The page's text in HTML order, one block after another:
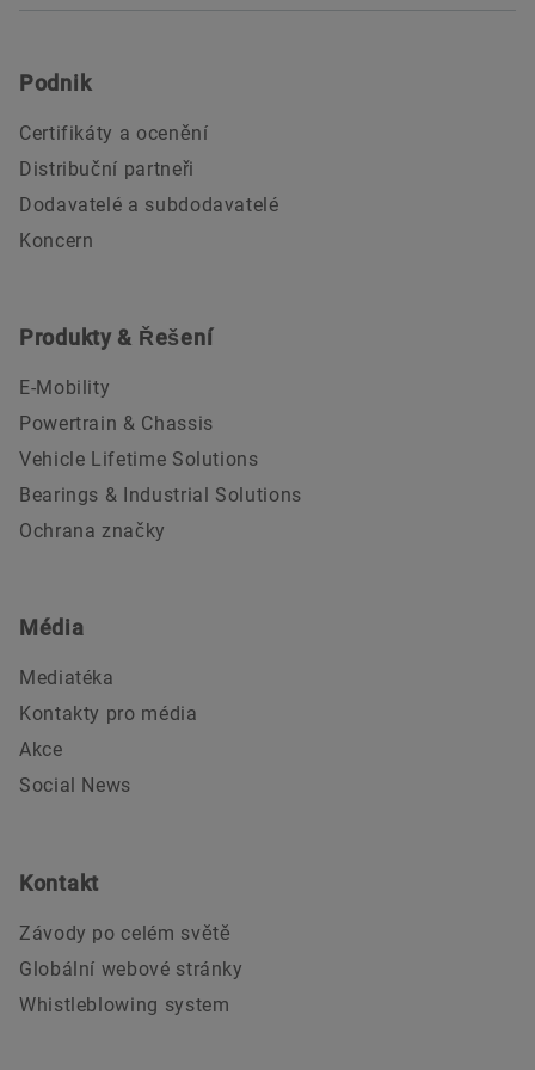
Podnik
Certifikáty a ocenění
Distribuční partneři
Dodavatelé a subdodavatelé
Koncern
Produkty & Řešení
E-Mobility
Powertrain & Chassis
Vehicle Lifetime Solutions
Bearings & Industrial Solutions
Ochrana značky
Média
Mediatéka
Kontakty pro média
Akce
Social News
Kontakt
Závody po celém světě
Globální webové stránky
Whistleblowing system